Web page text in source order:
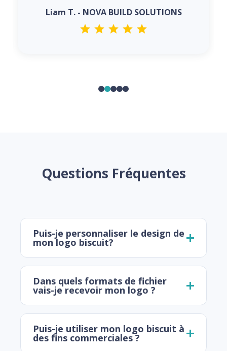
Liam T. - NOVA BUILD SOLUTIONS
Questions Fréquentes
Puis-je personnaliser le design de
mon logo biscuit?
Dans quels formats de fichier
vais-je recevoir mon logo ?
Puis-je utiliser mon logo biscuit à
des fins commerciales ?